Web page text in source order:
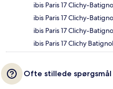
ibis Paris 17 Clichy-
ibis Paris 17 Clichy-
ibis Paris 17 Clichy-
ibis Paris 17 Clichy
Ofte stillede spørgsmål